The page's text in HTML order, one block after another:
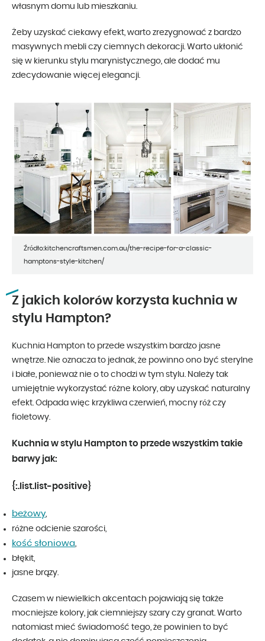
własnym domu lub mieszkaniu.
Żeby uzyskać ciekawy efekt, warto zrezygnować z bardzo
masywnych mebli czy ciemnych dekoracji. Warto ukłonić
się w kierunku stylu marynistycznego, ale dodać mu
zdecydowanie więcej elegancji.
Źródło:kitchencraftsmen.com.au/the-recipe-for-a-classic-
hamptons-style-kitchen/
Z jakich kolorów korzysta kuchnia w
stylu Hampton?
Kuchnia Hampton to przede wszystkim bardzo jasne
wnętrze. Nie oznacza to jednak, że powinno ono być sterylne
i białe, ponieważ nie o to chodzi w tym stylu. Należy tak
umiejętnie wykorzystać różne kolory, aby uzyskać naturalny
efekt. Odpada więc krzykliwa czerwień, mocny róż czy
fioletowy.
Kuchnia w stylu Hampton to przede wszystkim takie
barwy jak:
{:.list.list-positive}
beżowy,
różne odcienie szarości,
kość słoniowa,
błękit,
jasne brązy.
Czasem w niewielkich akcentach pojawiają się także
mocniejsze kolory, jak ciemniejszy szary czy granat. Warto
natomiast mieć świadomość tego, że powinien to być